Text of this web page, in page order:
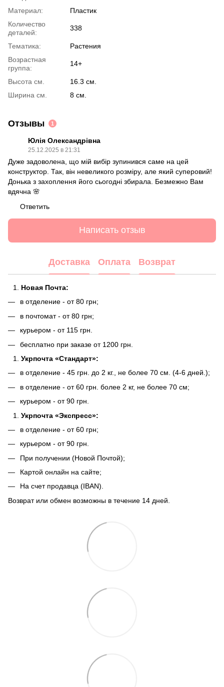
Материал:
Пластик
Количество
деталей:
338
Тематика:
Растения
Возрастная
группа:
14+
Высота см.
16.3 см.
Ширина см.
8 см.
Отзывы 1
Юлія Олександрівна
25.12.2025 в 21:31
Дуже задоволена, що мій вибір зупинився саме на цей
конструктор. Так, він невеликого розміру, але який суперовий!
Донька з захоплення його сьогодні збирала. Безмежно Вам
вдячна 🌸
Ответить
Написать отзыв
Доставка Оплата Возврат
Новая Почта:
в отделение - от 80 грн;
в почтомат - от 80 грн;
курьером - от 115 грн.
бесплатно при заказе от 1200 грн.
Укрпочта «Стандарт»:
в отделение - 45 грн. до 2 кг., не более 70 см. (4-6 дней.);
в отделение - от 60 грн. более 2 кг, не более 70 см;
курьером - от 90 грн.
Укрпочта «Экспресс»:
в отделение - от 60 грн;
курьером - от 90 грн.
При получении (Новой Почтой);
Картой онлайн на сайте;
На счет продавца (IBAN).
Возврат или обмен возможны в течение 14 дней.